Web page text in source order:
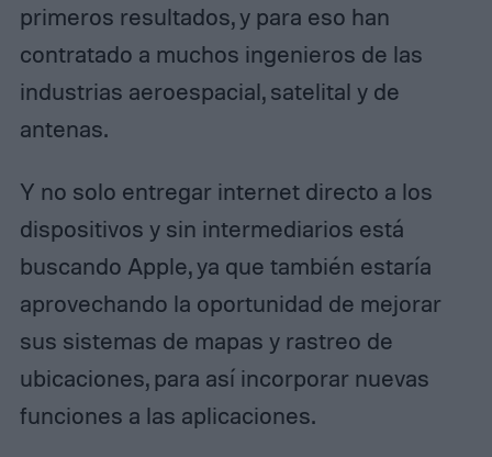
primeros resultados, y para eso han
contratado a muchos ingenieros de las
industrias aeroespacial, satelital y de
antenas.
Y no solo entregar internet directo a los
dispositivos y sin intermediarios está
buscando Apple, ya que también estaría
aprovechando la oportunidad de mejorar
sus sistemas de mapas y rastreo de
ubicaciones, para así incorporar nuevas
funciones a las aplicaciones.